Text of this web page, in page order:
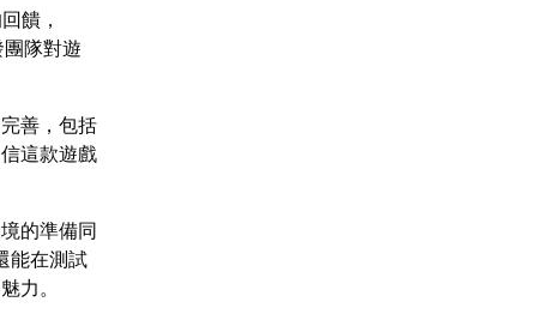
饋，
隊對遊
善，包括
這款遊戲
的準備同
能在測試
力。